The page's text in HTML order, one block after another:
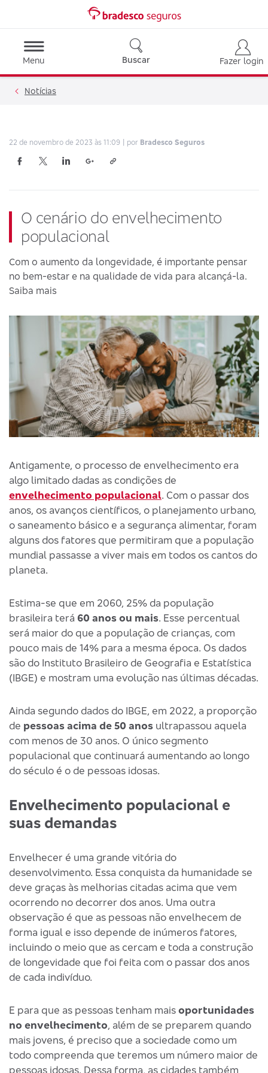
Menu Buscar Fazer login
Notícias
22 de novembro de 2023 às 11:09 por Bradesco Seguros
O cenário do envelhecimento
populacional
Com o aumento da longevidade, é importante pensar
no bem-estar e na qualidade de vida para alcançá-la.
Saiba mais
Antigamente, o processo de envelhecimento era
algo limitado dadas as condições de
envelhecimento populacional. Com o passar dos
anos, os avanços científicos, o planejamento urbano,
o saneamento básico e a segurança alimentar, foram
alguns dos fatores que permitiram que a população
mundial passasse a viver mais em todos os cantos do
planeta.
Estima-se que em 2060, 25% da população
brasileira terá 60 anos ou mais. Esse percentual
será maior do que a população de crianças, com
pouco mais de 14% para a mesma época. Os dados
são do Instituto Brasileiro de Geografia e Estatística
(IBGE) e mostram uma evolução nas últimas décadas.
Ainda segundo dados do IBGE, em 2022, a proporção
de pessoas acima de 50 anos ultrapassou aquela
com menos de 30 anos. O único segmento
populacional que continuará aumentando ao longo
do século é o de pessoas idosas.
Envelhecimento populacional e
suas demandas
Envelhecer é uma grande vitória do
desenvolvimento. Essa conquista da humanidade se
deve graças às melhorias citadas acima que vem
ocorrendo no decorrer dos anos. Uma outra
observação é que as pessoas não envelhecem de
forma igual e isso depende de inúmeros fatores,
incluindo o meio que as cercam e toda a construção
de longevidade que foi feita com o passar dos anos
de cada indivíduo.
E para que as pessoas tenham maisoportunidades
no envelhecimento, além de se preparem quando
mais jovens, é preciso que a sociedade como um
todo compreenda que teremos um número maior de
pessoas idosas. Dessa forma, as cidades também